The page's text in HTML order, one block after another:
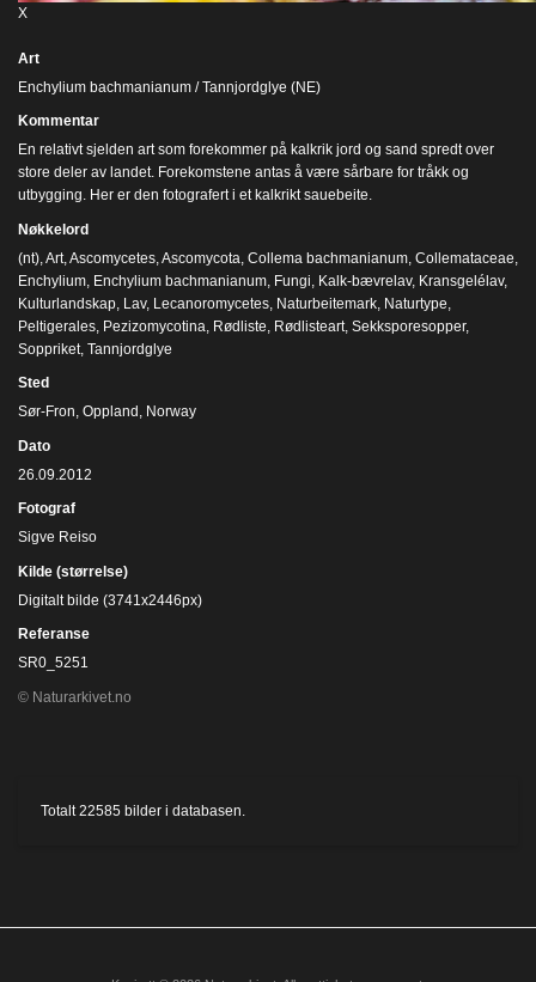
X
Art
Enchylium bachmanianum / Tannjordglye (NE)
Kommentar
En relativt sjelden art som forekommer på kalkrik jord og sand spredt over
store deler av landet. Forekomstene antas å være sårbare for tråkk og
utbygging. Her er den fotografert i et kalkrikt sauebeite.
Nøkkelord
(nt) Art Ascomycetes Ascomycota Collema bachmanianum Collemataceae
Enchylium Enchylium bachmanianum Fungi Kalk-bævrelav, Kransgelélav,
Kulturlandskap Lav, Lecanoromycetes Naturbeitemark Naturtype
Peltigerales Pezizomycotina Rødliste Rødlisteart Sekksporesopper,
Soppriket Tannjordglye
Sted
Sør-Fron, Oppland, Norway
Dato
26.09.2012
Fotograf
Sigve Reiso
Kilde (størrelse)
Digitalt bilde (3741x2446px)
Referanse
SR0_5251
© Naturarkivet.no
Totalt 22585 bilder i databasen.